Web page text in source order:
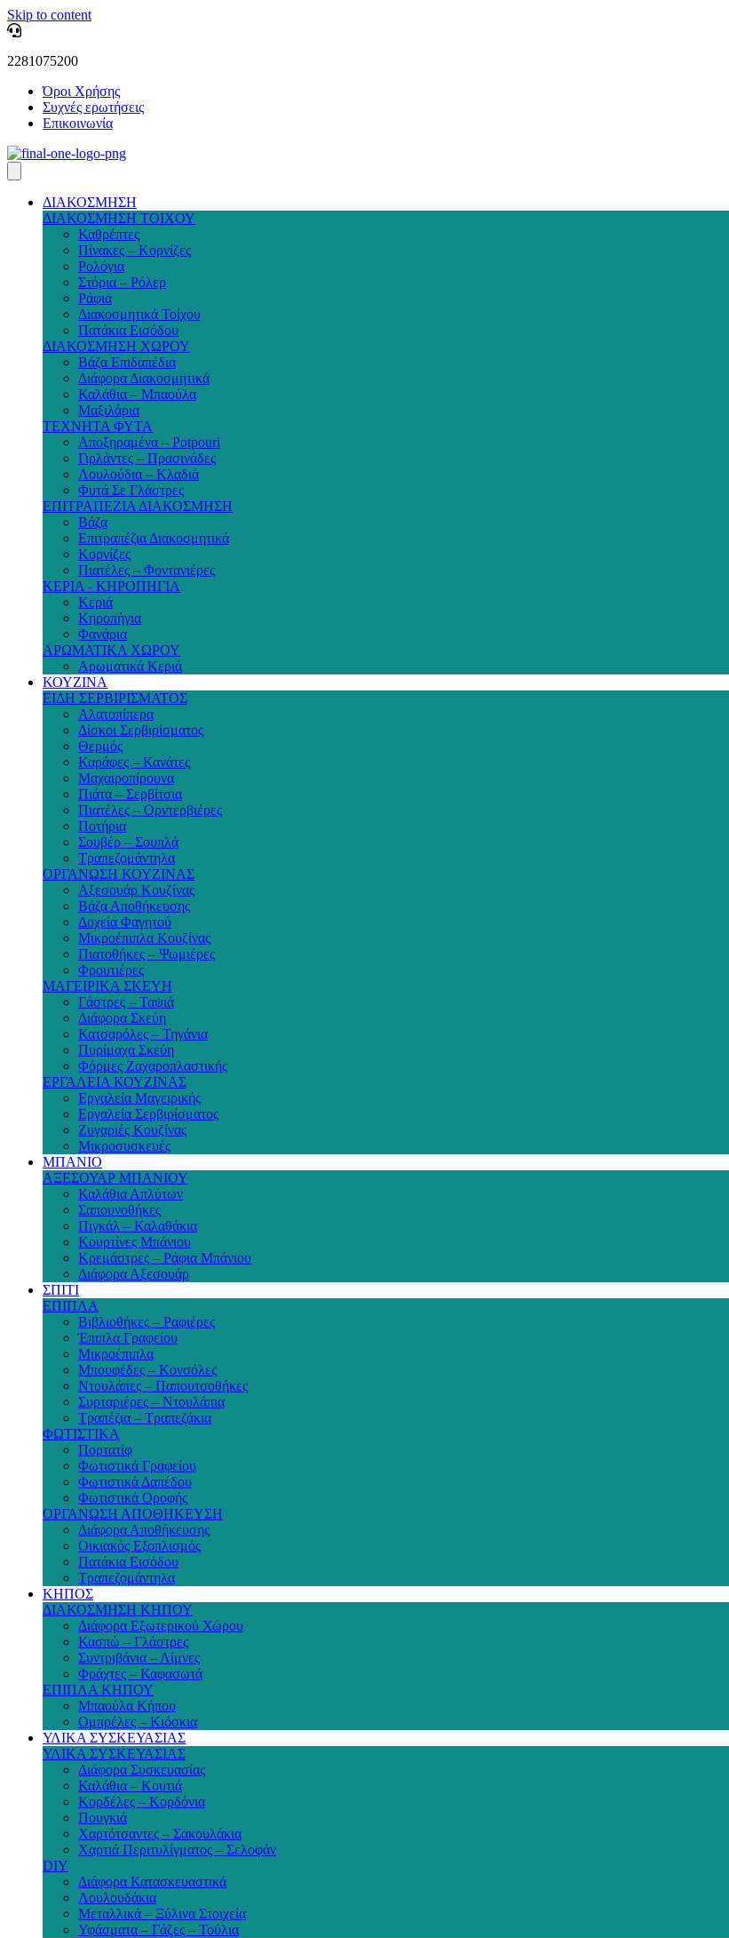
Skip to content
2281075200
Όροι Χρήσης
Συχνές ερωτήσεις
Επικοινωνία
ΔΙΑΚΟΣΜΗΣΗ
ΔΙΑΚΟΣΜΗΣΗ ΤΟΙΧΟΥ
Καθρέπτες
Πίνακες – Κορνίζες
Ρολόγια
Στόρια – Ρόλερ
Ράφια
Διακοσμητικά Τοίχου
Πατάκια Εισόδου
ΔΙΑΚΟΣΜΗΣΗ ΧΩΡΟΥ
Βάζα Επιδαπέδια
Διάφορα Διακοσμητικά
Καλάθια – Μπαούλα
Μαξιλάρια
ΤΕΧΝΗΤΑ ΦΥΤΑ
Αποξηραμένα – Potpouri
Γιρλάντες – Πρασινάδες
Λουλούδια – Κλαδιά
Φυτά Σε Γλάστρες
ΕΠΙΤΡΑΠΕΖΙΑ ΔΙΑΚΟΣΜΗΣΗ
Βάζα
Επιτραπέζια Διακοσμητικά
Κορνίζες
Πιατέλες – Φοντανιέρες
ΚΕΡΙΑ - ΚΗΡΟΠΗΓΙΑ
Κεριά
Κηροπήγια
Φανάρια
ΑΡΩΜΑΤΙΚΑ ΧΩΡΟΥ
Αρωματικά Κεριά
ΚΟΥΖΙΝΑ
ΕΙΔΗ ΣΕΡΒΙΡΙΣΜΑΤΟΣ
Αλατοπίπερα
Δίσκοι Σερβιρίσματος
Θερμός
Καράφες – Κανάτες
Μαχαιροπίρουνα
Πιάτα – Σερβίτσια
Πιατέλες – Ορντερβιέρες
Ποτήρια
Σουβέρ – Σουπλά
Τραπεζομάντηλα
ΟΡΓΑΝΩΣΗ ΚΟΥΖΙΝΑΣ
Αξεσουάρ Κουζίνας
Βάζα Αποθήκευσης
Δοχεία Φαγητού
Μικροέπιπλα Κουζίνας
Πιατοθήκες – Ψωμιέρες
Φρουτιέρες
ΜΑΓΕΙΡΙΚΑ ΣΚΕΥΗ
Γάστρες – Ταψιά
Διάφορα Σκεύη
Κατσαρόλες – Τηγάνια
Πυρίμαχα Σκεύη
Φόρμες Ζαχαροπλαστικής
ΕΡΓΑΛΕΙΑ ΚΟΥΖΙΝΑΣ
Εργαλεία Μαγειρικής
Εργαλεία Σερβιρίσματος
Ζυγαριές Κουζίνας
Μικροσυσκευές
ΜΠΑΝΙΟ
ΑΞΕΣΟΥΑΡ ΜΠΑΝΙΟΥ
Καλάθια Απλύτων
Σαπουνοθήκες
Πιγκάλ – Καλαθάκια
Κουρτίνες Μπάνιου
Κρεμάστρες – Ράφια Μπάνιου
Διάφορα Αξεσουάρ
ΣΠΙΤΙ
ΕΠΙΠΛΑ
Βιβλιοθήκες – Ραφιέρες
Έπιπλα Γραφείου
Μικροέπιπλα
Μπουφέδες – Κονσόλες
Ντουλάπες – Παπουτσοθήκες
Συρταριέρες – Ντουλάπια
Τραπέζια – Τραπεζάκια
ΦΩΤΙΣΤΙΚΑ
Πορτατίφ
Φωτιστικά Γραφείου
Φωτιστικά Δαπέδου
Φωτιστικά Οροφής
ΟΡΓΑΝΩΣΗ ΑΠΟΘΗΚΕΥΣΗ
Διάφορα Αποθήκευσης
Οικιακός Εξοπλισμός
Πατάκια Εισόδου
Τραπεζομάντηλα
ΚΗΠΟΣ
ΔΙΑΚΟΣΜΗΣΗ ΚΗΠΟΥ
Διάφορα Εξωτερικού Χώρου
Κασπώ – Γλάστρες
Συντριβάνια – Λίμνες
Φράχτες – Καφασωτά
ΕΠΙΠΛΑ ΚΗΠΟΥ
Μπαούλα Κήπου
Ομπρέλες – Κιόσκια
ΥΛΙΚΑ ΣΥΣΚΕΥΑΣΙΑΣ
ΥΛΙΚΑ ΣΥΣΚΕΥΑΣΙΑΣ
Διάφορα Συσκευασίας
Καλάθια – Κουτιά
Κορδέλες – Κορδόνια
Πουγκιά
Χαρτότσαντες – Σακουλάκια
Χαρτιά Περιτυλίγματος – Σελοφάν
DIY
Διάφορα Κατασκευαστικά
Λουλουδάκια
Μεταλλικά – Ξύλινα Στοιχεία
Υφάσματα – Γάζες – Τούλια